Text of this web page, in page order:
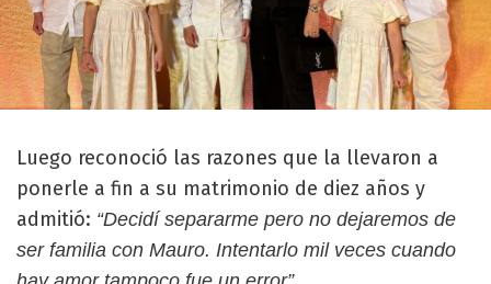
Luego reconoció las razones que la llevaron a
ponerle a fin a su matrimonio de diez años y
admitió: “Decidí separarme pero no dejaremos de
ser familia con Mauro. Intentarlo mil veces cuando